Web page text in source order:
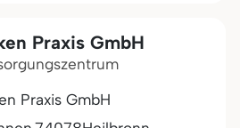
Praxis GmbH
Praxis GmbH